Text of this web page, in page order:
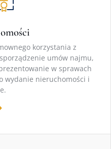
korzystania z
umów najmu,
w sprawach
wydanie nieruchomości i